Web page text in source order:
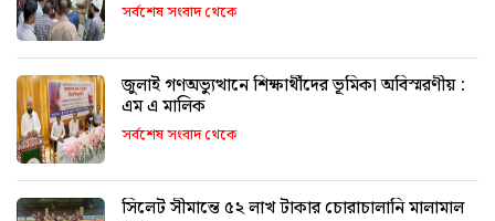
সর্বশেষ সংবাদ থেকে
জুলাই গণঅভ্যুত্থানে শিক্ষার্থীদের ভূমিকা অবিস্মরণীয় :
এম এ মালিক
সর্বশেষ সংবাদ থেকে
সিলেট সীমান্তে ৫২ লাখ টাকার চোরাচালানি মালামাল